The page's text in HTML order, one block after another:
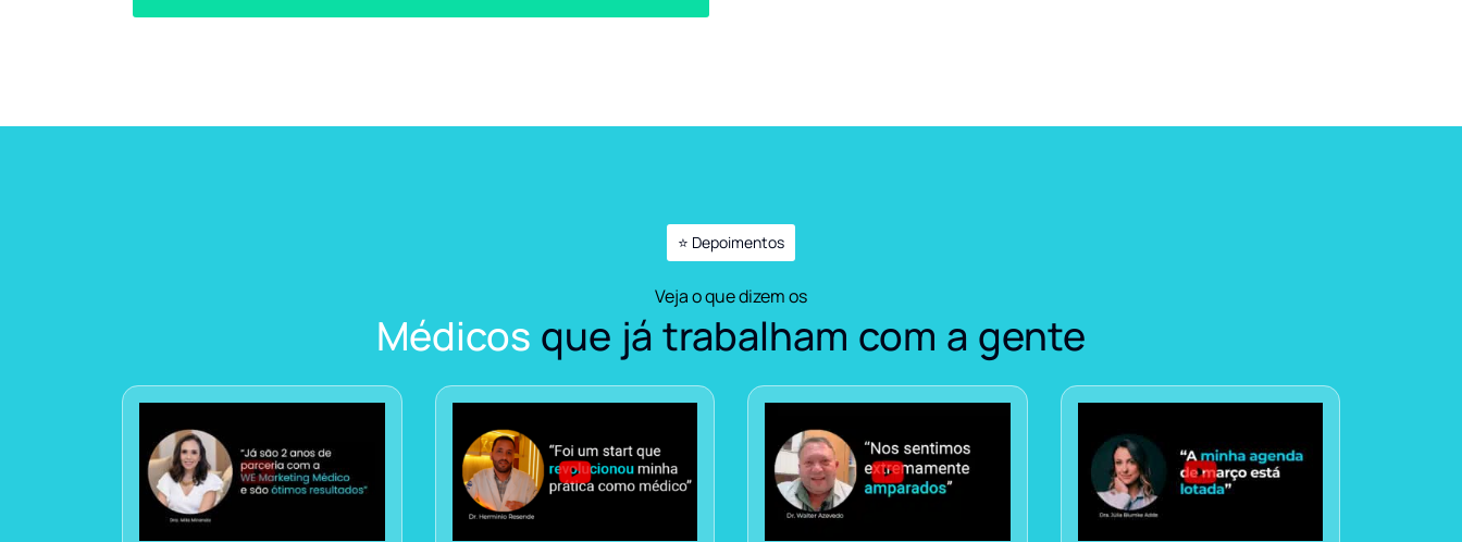
⭐ Depoimentos
Veja o que dizem os
Médicos que já trabalham com a gente